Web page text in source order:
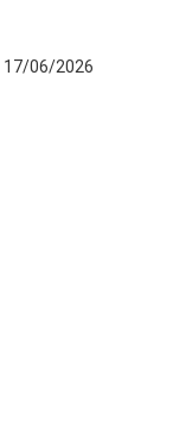
17/06/2026